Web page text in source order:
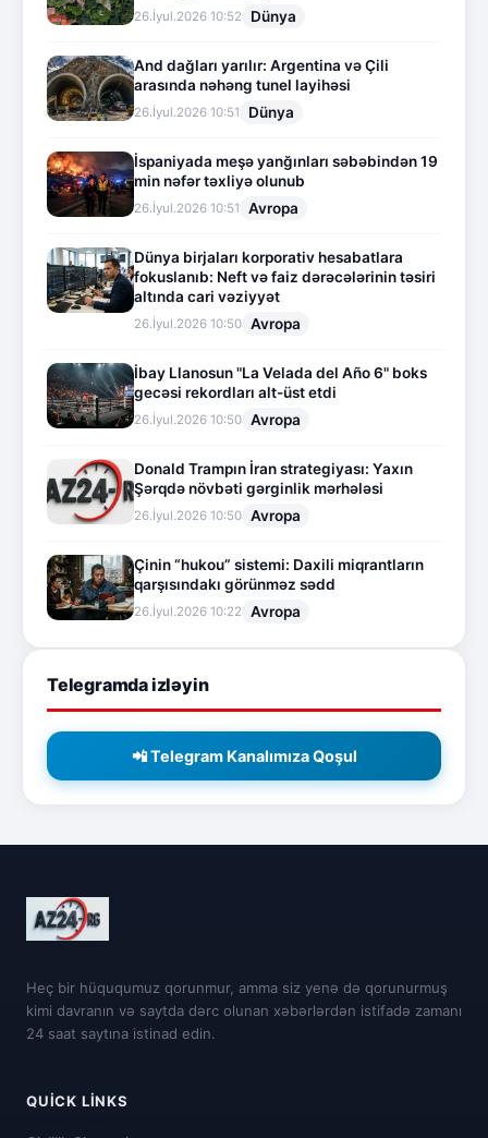
26.İyul.2026 10:52 Dünya
And dağları yarılır: Argentina və Çili
arasında nəhəng tunel layihəsi
26.İyul.2026 10:51 Dünya
İspaniyada meşə yanğınları səbəbindən 19
min nəfər təxliyə olunub
26.İyul.2026 10:51 Avropa
Dünya birjaları korporativ hesabatlara
fokuslanıb: Neft və faiz dərəcələrinin təsiri
altında cari vəziyyət
26.İyul.2026 10:50 Avropa
İbay Llanosun "La Velada del Año 6" boks
gecəsi rekordları alt-üst etdi
26.İyul.2026 10:50 Avropa
Donald Trampın İran strategiyası: Yaxın
Şərqdə növbəti gərginlik mərhələsi
26.İyul.2026 10:50 Avropa
Çinin “hukou” sistemi: Daxili miqrantların
qarşısındakı görünməz sədd
26.İyul.2026 10:22 Avropa
Telegramda izləyin
📲 Telegram Kanalımıza Qoşul
Heç bir hüququmuz qorunmur, amma siz yenə də qorunurmuş
kimi davranın və saytda dərc olunan xəbərlərdən istifadə zamanı
24 saat saytına istinad edin.
QUICK LINKS